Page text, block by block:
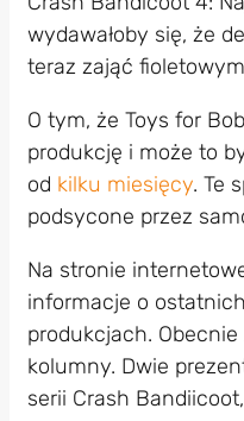
wydawałoby się, że
teraz zająć
O tym, że Toys for
produkcję i może to
od kilku miesięcy. Te
podsycone przez
Na stronie
informacje o
produkcjach.
kolumny. Dwie
serii Crash